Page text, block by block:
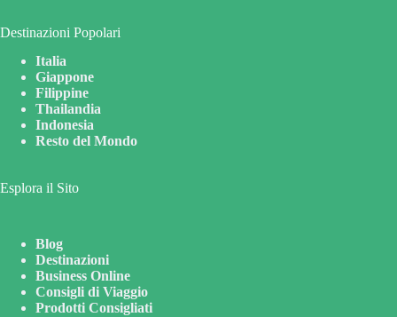
Destinazioni Popolari
Italia
Giappone
Filippine
Thailandia
Indonesia
Resto del Mondo
Esplora il Sito
Blog
Destinazioni
Business Online
Consigli di Viaggio
Prodotti Consigliati